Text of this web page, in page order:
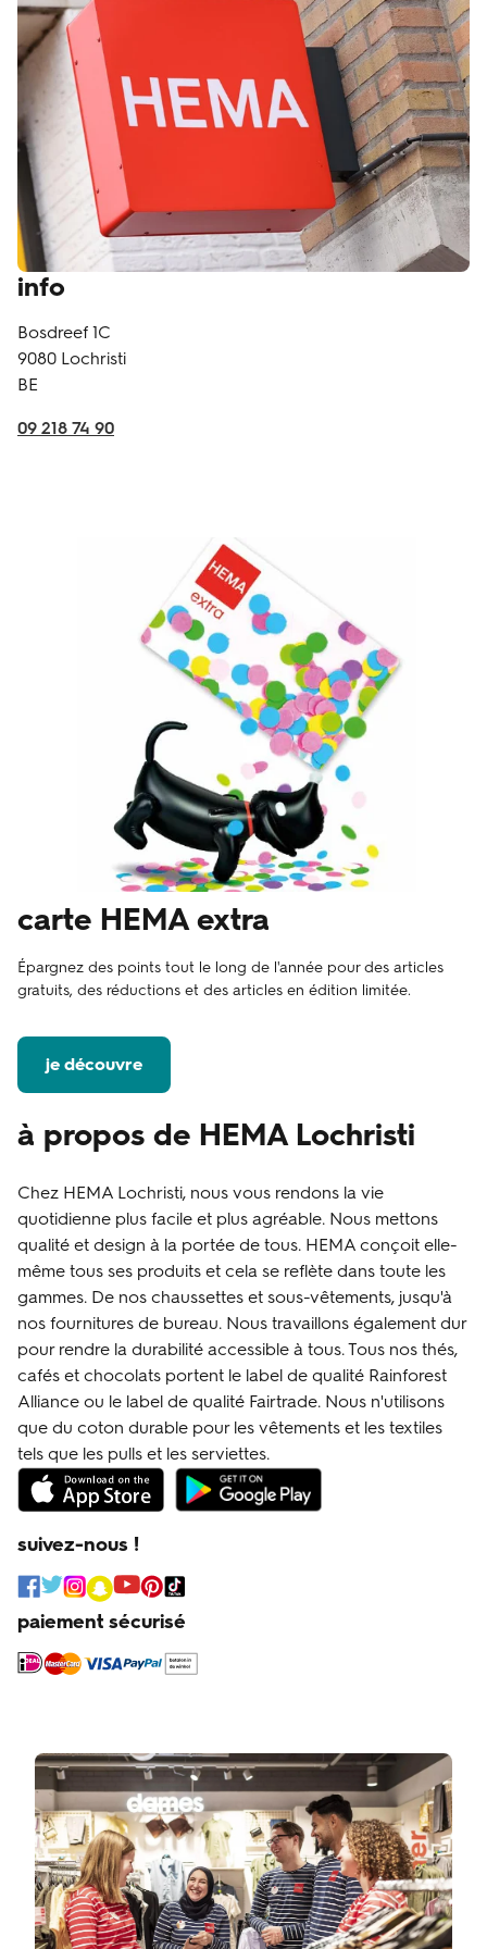
info
Bosdreef 1C
9080 Lochristi
BE
09 218 74 90
carte HEMA extra
Épargnez des points tout le long de l'année pour des articles
gratuits, des réductions et des articles en édition limitée.
je découvre
à propos de HEMA Lochristi
Chez HEMA Lochristi, nous vous rendons la vie
quotidienne plus facile et plus agréable. Nous mettons
qualité et design à la portée de tous. HEMA conçoit elle-
même tous ses produits et cela se reflète dans toute les
gammes. De nos chaussettes et sous-vêtements, jusqu'à
nos fournitures de bureau. Nous travaillons également dur
pour rendre la durabilité accessible à tous. Tous nos thés,
cafés et chocolats portent le label de qualité Rainforest
Alliance ou le label de qualité Fairtrade. Nous n'utilisons
que du coton durable pour les vêtements et les textiles
tels que les pulls et les serviettes.
suivez-nous !
paiement sécurisé